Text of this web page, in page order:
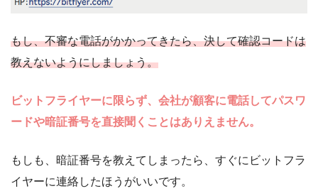
もし、不審な電話がかかってきたら、決して確認コードは
教えないようにしましょう。
ビットフライヤーに限らず、会社が顧客に電話してパスワ
ードや暗証番号を直接聞くことはありえません。
もしも、暗証番号を教えてしまったら、すぐにビットフラ
イヤーに連絡したほうがいいです。